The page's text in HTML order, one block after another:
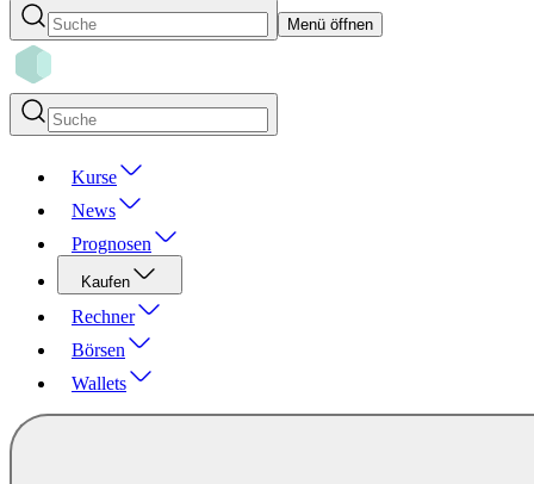
Menü öffnen
Kurse
News
Prognosen
Kaufen
Rechner
Börsen
Wallets